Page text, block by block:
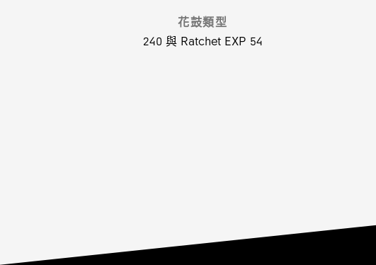
花鼓類型
240 與 Ratchet EXP 54